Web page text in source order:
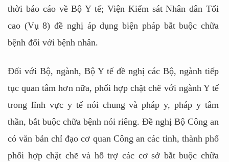
thời báo cáo về Bộ Y tế; Viện Kiểm sát Nhân dân Tối
cao (Vụ 8) đề nghị áp dụng biện pháp bắt buộc chữa
bệnh đối với bệnh nhân.
Đối với Bộ, ngành, Bộ Y tế đề nghị các Bộ, ngành tiếp
tục quan tâm hơn nữa, phối hợp chặt chẽ với ngành Y tế
trong lĩnh vực y tế nói chung và pháp y, pháp y tâm
thần, bắt buộc chữa bệnh nói riêng. Đề nghị Bộ Công an
có văn bản chỉ đạo cơ quan Công an các tỉnh, thành phố
phối hợp chặt chẽ và hỗ trợ các cơ sở bắt buộc chữa